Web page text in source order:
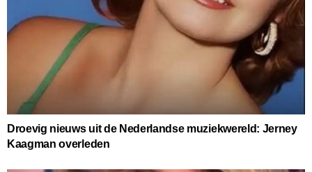
Droevig nieuws uit de Nederlandse muziekwereld: Jerney
Kaagman overleden